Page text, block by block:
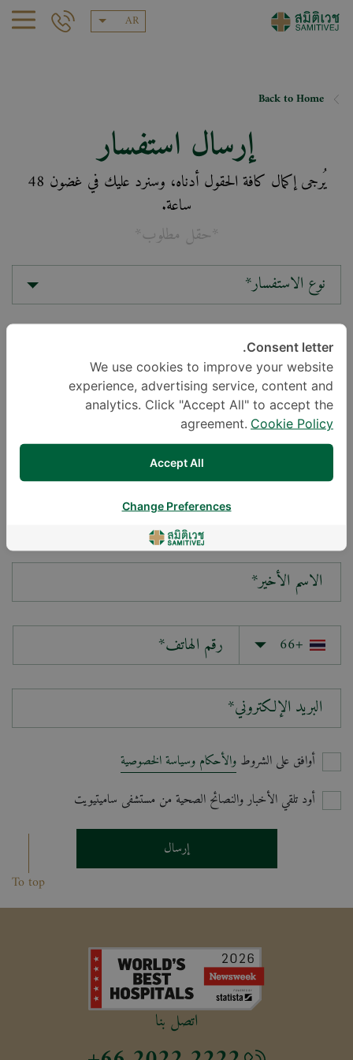
AR
Back to Home
إرسال استفسار
يُرجى إكمال كافة الحقول أدناه، وسنرد عليك في غضون 48
ساعة.
*حقل مطلوب*
نوع الاستفسار*
الموقع*
سؤالك*
الاسم الأخير*
البريد الإلكتروني*
أوافق على الشروط والأحكام وسياسة الخصوصية
أود تلقي الأخبار والنصائح الصحية من مستشفى ساميتيويت
إرسال
To top
اتصل بنا
Consent letter.
We use cookies to improve your website
experience, advertising service, content and
analytics. Click "Accept All" to accept the
agreement. Cookie Policy
Accept All
Change Preferences